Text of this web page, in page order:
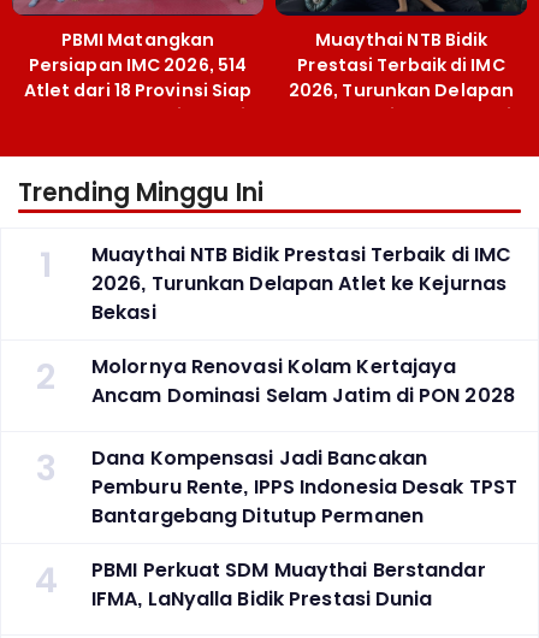
PBMI Matangkan
Persiapan IMC 2026, 514
Atlet dari 18 Provinsi Siap
Berlaga Besok di Bekasi
Muaythai NTB Bidik
Prestasi Terbaik di IMC
2026, Turunkan Delapan
Atlet ke Kejurnas Bekasi
Trending Minggu Ini
1
Muaythai NTB Bidik Prestasi Terbaik di IMC
2026, Turunkan Delapan Atlet ke Kejurnas
Bekasi
2
Molornya Renovasi Kolam Kertajaya
Ancam Dominasi Selam Jatim di PON 2028
3
Dana Kompensasi Jadi Bancakan
Pemburu Rente, IPPS Indonesia Desak TPST
Bantargebang Ditutup Permanen
4
PBMI Perkuat SDM Muaythai Berstandar
IFMA, LaNyalla Bidik Prestasi Dunia